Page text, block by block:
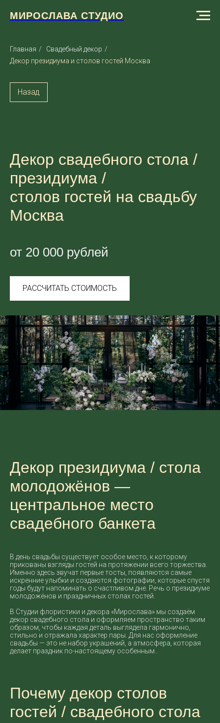
МИРОСЛАВА СТУДИО
Главная / Свадебный декор /
Декор президиума и столов гостей Москва
Назад
Декор свадебного стола /
президиума /
столов гостей на свадьбу
Москва
от 20 000 рублей
РАССЧИТАТЬ СТОИМОСТЬ
Декор президиума / стола
молодожёнов —
центральное место
свадебного банкета
В день свадьбы существует особое место, к которому
прикованы взгляды гостей на протяжении всего торжества.
Именно здесь звучат первые тосты, появляются самые
искренние улыбки и создаются фотографии, которые спустя
годы будут напоминать о счастливом дне. Речь о президиуме
молодожёнов и праздничных столах гостей.
В Студии флористики и декора «Мирослава» мы создаём
декор свадебного стола и оформляем пространство таким
образом, чтобы каждая деталь выглядела гармонично,
стильно и отражала характер пары. Для нас оформление
свадьбы — это не набор украшений, а атмосфера, которая
делает праздник по-настоящему особенным..
Почему декор столов
гостей / свадебного стола